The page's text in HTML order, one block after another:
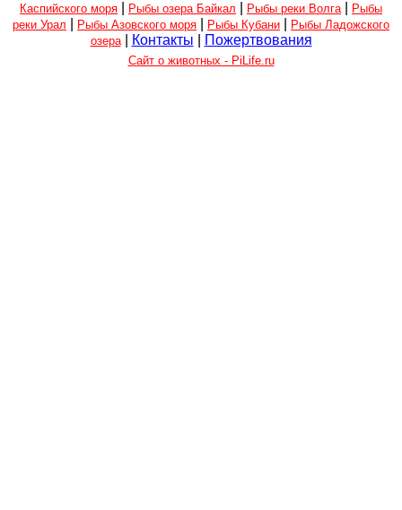
Каспийского моря
Рыбы озера Байкал Рыбы реки Волга
Рыбы
реки Урал
Рыбы Азовского моря Рыбы Кубани
Рыбы Ладожского
озера| Контакты Пожертвования
Сайт о животных - PiLife.ru